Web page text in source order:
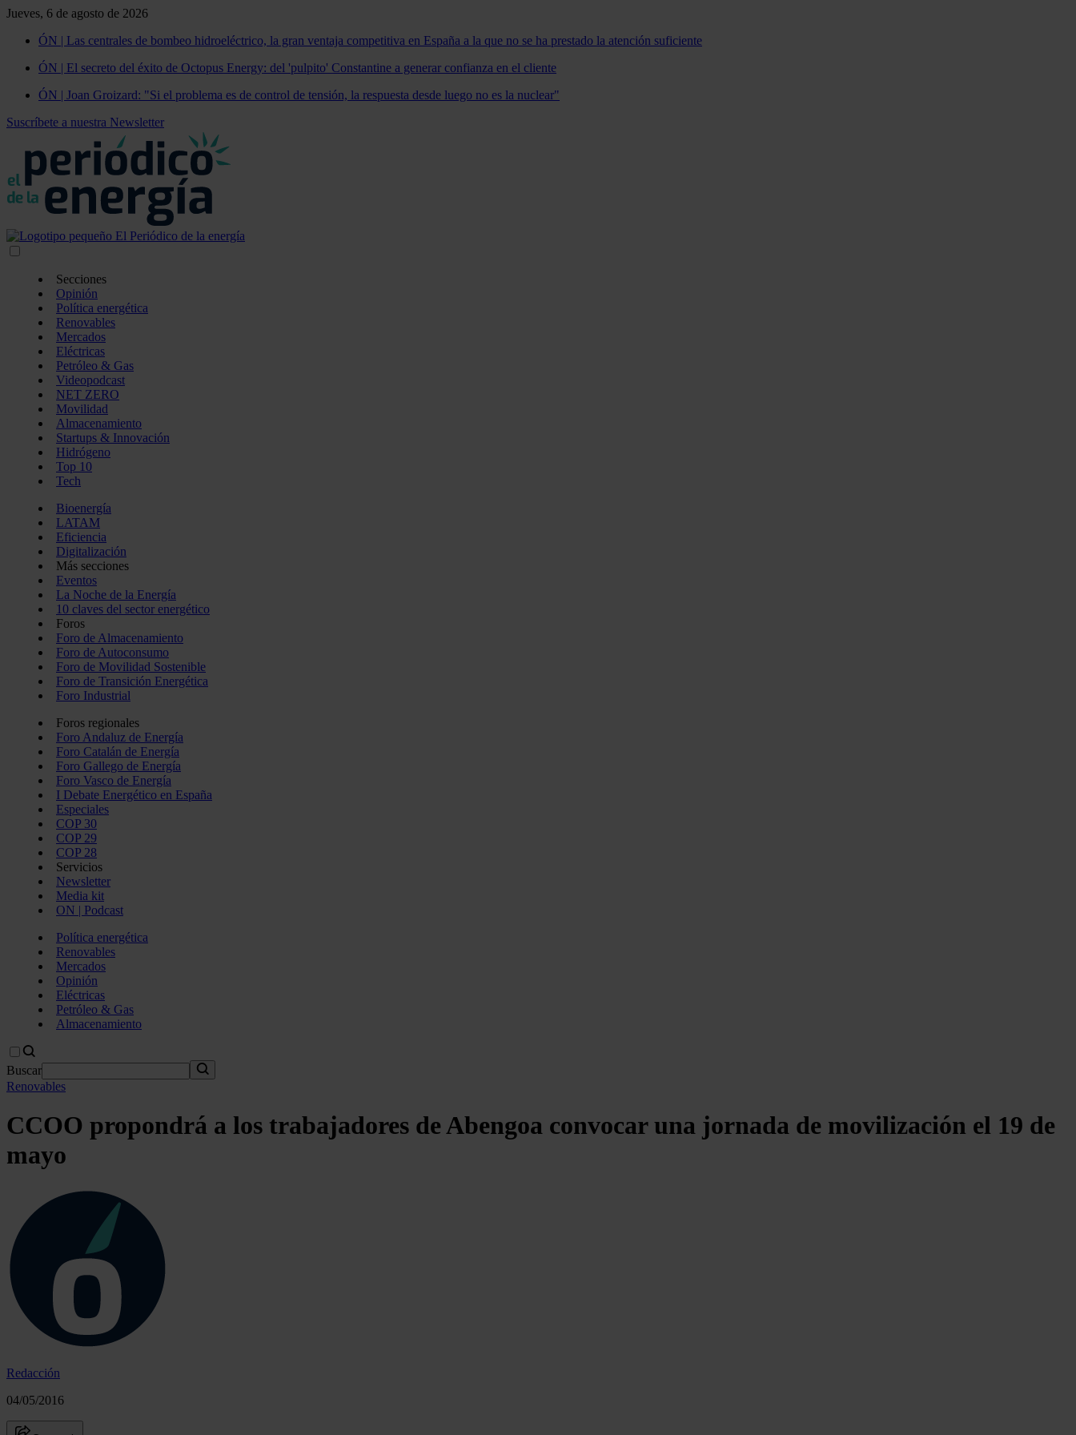
Jueves, 6 de agosto de 2026
ÓN | Las centrales de bombeo hidroeléctrico, la gran ventaja competitiva en España a la que no se ha prestado la atención suficiente
ÓN | El secreto del éxito de Octopus Energy: del 'pulpito' Constantine a generar confianza en el cliente
ÓN | Joan Groizard: "Si el problema es de control de tensión, la respuesta desde luego no es la nuclear"
Suscríbete a nuestra Newsletter
Secciones
Opinión
Política energética
Renovables
Mercados
Eléctricas
Petróleo & Gas
Videopodcast
NET ZERO
Movilidad
Almacenamiento
Startups & Innovación
Hidrógeno
Top 10
Tech
Bioenergía
LATAM
Eficiencia
Digitalización
Más secciones
Eventos
La Noche de la Energía
10 claves del sector energético
Foros
Foro de Almacenamiento
Foro de Autoconsumo
Foro de Movilidad Sostenible
Foro de Transición Energética
Foro Industrial
Foros regionales
Foro Andaluz de Energía
Foro Catalán de Energía
Foro Gallego de Energía
Foro Vasco de Energía
I Debate Energético en España
Especiales
COP 30
COP 29
COP 28
Servicios
Newsletter
Media kit
ON | Podcast
Política energética
Renovables
Mercados
Opinión
Eléctricas
Petróleo & Gas
Almacenamiento
Buscar
Renovables
CCOO propondrá a los trabajadores de Abengoa convocar una jornada de movilización el 19 de
mayo
Redacción
04/05/2016